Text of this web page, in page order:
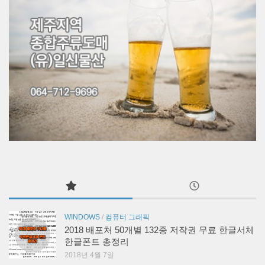
WINDOWS / 컴퓨터 그래픽
2018 배포처 50개별 132종 저작권 무료 한글서체
한글폰트 총정리
2018년 4월 7일